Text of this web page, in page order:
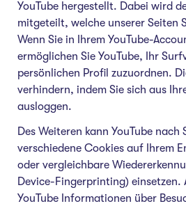
YouTube hergestellt. Dabei wird
mitgeteilt, welche unserer Seiten
Wenn Sie in Ihrem YouTube-
ermöglichen Sie YouTube, Ihr
persönlichen Profil zuzuordnen.
verhindern, indem Sie sich aus
ausloggen.
Des Weiteren kann YouTube nach
verschiedene Cookies auf Ihrem
oder vergleichbare
Device-Fingerprinting) einsetzen.
YouTube Informationen über